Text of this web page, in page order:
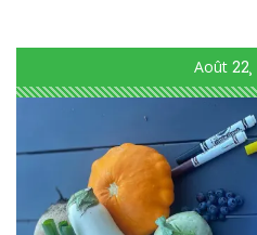
Août 22